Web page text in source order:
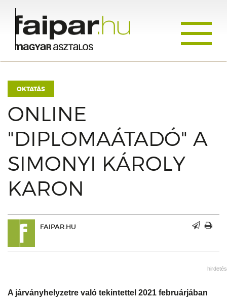
OKTATÁS
ONLINE
"DIPLOMAÁTADÓ" A
SIMONYI KÁROLY
KARON
FAIPAR.HU
hirdetés
A járványhelyzetre való tekintettel 2021 februárjában